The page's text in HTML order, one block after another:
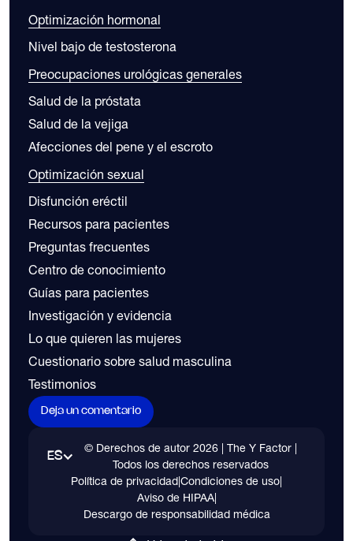
Optimización hormonal
Nivel bajo de testosterona
Preocupaciones urológicas generales
Salud de la próstata
Salud de la vejiga
Afecciones del pene y el escroto
Optimización sexual
Disfunción eréctil
Recursos para pacientes
Preguntas frecuentes
Centro de conocimiento
Guías para pacientes
Investigación y evidencia
Lo que quieren las mujeres
Cuestionario sobre salud masculina
Testimonios
Deja un comentario
ES
© Derechos de autor2026 | The Y Factor |
Todos los derechos reservados
Política de privacidadCondiciones de uso
Aviso de HIPAA|
Descargo de responsabilidad médica